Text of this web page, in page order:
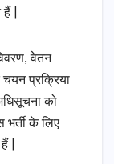
|
वेतन
प्रक्रिया
को
के लिए
|